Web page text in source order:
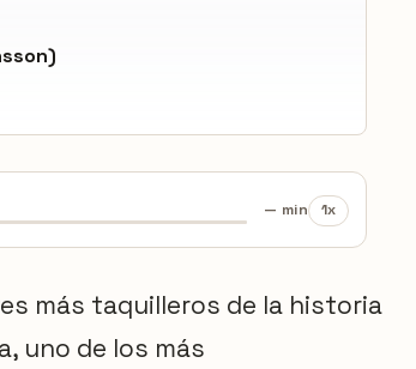
— min 1x
más taquilleros de la historia
uno de los más